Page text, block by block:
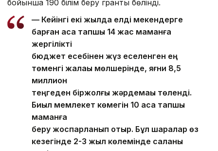
бойынша 190 білім беру гранты бөлінді.
— Кейінгі екі жылда елді мекендерге
барған аса тапшы 14 жас маманға
жергілікті
бюджет есебінен жүз еселенген ең
төменгі жалақы мөлшерінде, яғни 8,5
миллион
теңгеден біржолғы жәрдемақы төленді.
Биыл мемлекет көмегін 10 аса тапшы
маманға
беру жоспарланып отыр. Бұл шаралар өз
кезегінде 2-3 жыл көлемінде саланы